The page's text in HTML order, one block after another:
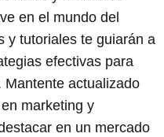
en el mundo del
y tutoriales te guiarán a
efectivas para
Mantente actualizado
marketing y
en un mercado